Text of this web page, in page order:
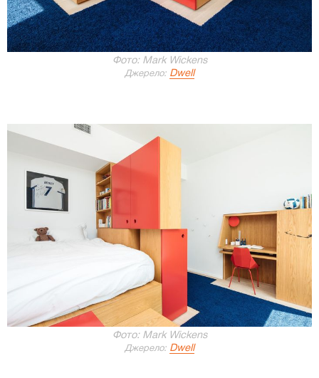
Фото: Mark Wickens
Джерело: Dwell
Фото: Mark Wickens
Джерело: Dwell